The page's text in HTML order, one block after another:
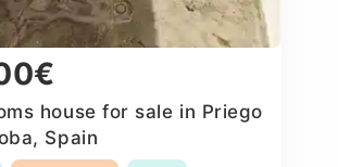
house for sale in Priego
Spain